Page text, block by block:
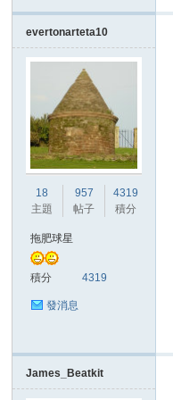
evertonarteta10
18
主題
957
帖子
4319
積分
拖肥球星
積分 4319
發消息
James_Beatkit